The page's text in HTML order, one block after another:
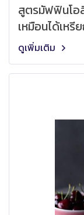
สูตรมัฟฟินโอ
เหมือนได้เห
ดูเพิ่มเติม